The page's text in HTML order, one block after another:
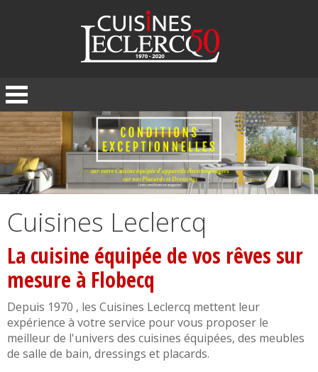
Cuisines Leclercq
La cuisine équipée de vos rêves sur
mesure à Flobecq
Depuis 1970 , les Cuisines Leclercq mettent leur
expérience à votre service pour vous proposer le
meilleur de l'univers des cuisines équipées, des meubles
de salle de bain, dressings et placards.